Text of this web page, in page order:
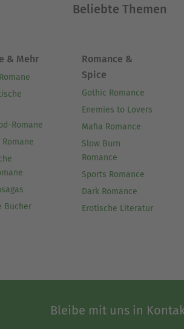
Beliebte Themen
& Mehr
Romane
Romane
Bücher
Romance &
Spice
Gothic Romance
Enemies to Lovers
Mafia Romance
Slow Burn
Romance
Sports Romance
Dark Romance
Erotische Literatur
Bleibe mit uns in